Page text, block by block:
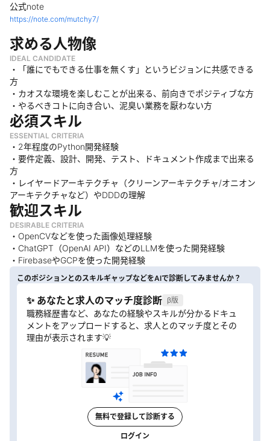
公式note
https://note.com/mutchy7/
求める人物像
IDEAL CANDIDATE
・「誰にでもできる仕事を無くす」というビジョンに共感できる
方
・カオスな環境を楽しむことが出来る、前向きでポジティブな方
・やるべきコトに向き合い、泥臭い業務を厭わない方
必須スキル
ESSENTIAL CRITERIA
・2年程度のPython開発経験
・要件定義、設計、開発、テスト、ドキュメント作成まで出来る
方
・レイヤードアーキテクチャ（クリーンアーキテクチャ/オニオン
アーキテクチャなど）やDDDの理解
歓迎スキル
DESIRABLE CRITERIA
・OpenCVなどを使った画像処理経験
・ChatGPT（OpenAI API）などのLLMを使った開発経験
・FirebaseやGCPを使った開発経験
このポジションとのスキルギャップなどをAIで診断してみませんか？
✨ あなたと求人のマッチ度診断 β版
職務経歴書など、あなたの経験やスキルが分かるドキュ
メントをアップロードすると、求人とのマッチ度とその
理由が表示されます💡
無料で登録して診断する
ログイン